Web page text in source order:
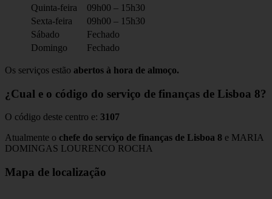
Quinta-feira
09h00 – 15h30
Sexta-feira
09h00 – 15h30
Sábado
Fechado
Domingo
Fechado
Os serviços estão abertos à hora de almoço.
¿Cual e o código do serviço de finanças de Lisboa 8?
O código deste centro e: 3107
Atualmente o chefe do serviço de finanças de Lisboa 8 e MARIA
DOMINGAS LOURENCO ROCHA
Mapa de localização